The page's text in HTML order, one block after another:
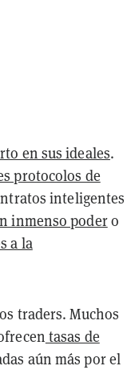
en sus ideales.
protocolos de
inteligentes
inmenso podero
a la
traders. Muchos
tasas de
aún más por el